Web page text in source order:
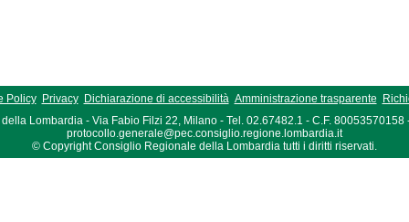
Policy Privacy Dichiarazione di accessibilità Amministrazione trasparente
Lombardia - Via Fabio Filzi 22, Milano - Tel. 02.67482.1 - C.F. 80053570158
protocollo.generale@pec.consiglio.regione.lombardia.it
© Copyright Consiglio Regionale della Lombardia tutti i diritti riservati.